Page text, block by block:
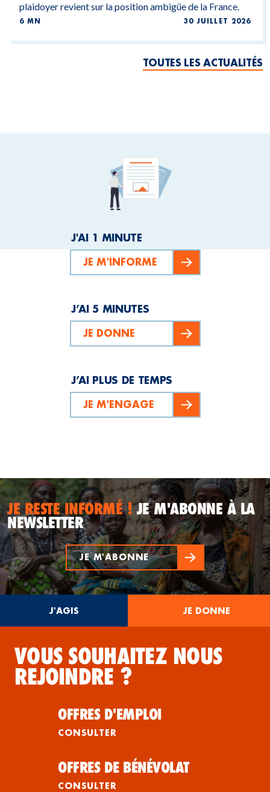
plaidoyer revient sur la position ambigüe de la France.
6 MN 30 JUILLET 2026
TOUTES LES ACTUALITÉS
J'AI 1 MINUTE
JE M'INFORME
J’AI 5 MINUTES
JE DONNE
J’AI PLUS DE TEMPS
JE M'ENGAGE
JE RESTE INFORMÉ !JE M'ABONNE À LA
NEWSLETTER
JE M'ABONNE
J'AGIS JE DONNE
VOUS SOUHAITEZ NOUS
REJOINDRE ?
OFFRES D'EMPLOI
CONSULTER
OFFRES DE BÉNÉVOLAT
CONSULTER